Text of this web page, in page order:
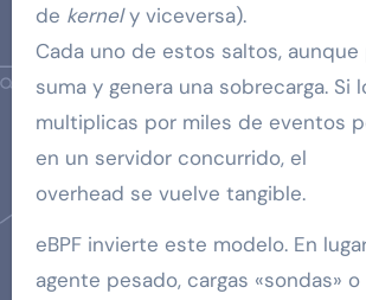
de kernely viceversa).
Cada uno de estos saltos, aunque
suma y genera una sobrecarga. Si
multiplicas por miles de eventos
en un servidor concurrido, el
overhead se vuelve tangible.
eBPF invierte este modelo. En
agente pesado, cargas «sondas» o